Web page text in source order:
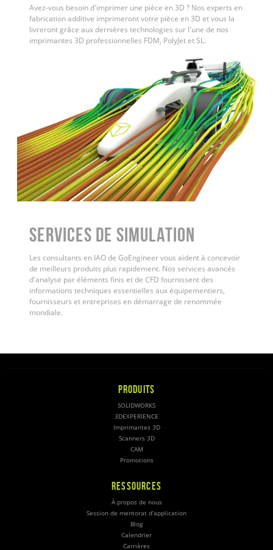
Avez-vous besoin d'imprimer une pièce en 3D ? Nos experts en
fabrication additive imprimeront votre pièce en 3D et vous la
livreront grâce aux dernières technologies sur l'une de nos
imprimantes 3D professionnelles FDM, PolyJet et SL.
Services de simulation
Les consultants en IAO de GoEngineer vous aident à concevoir
de meilleurs produits plus rapidement. Nos services avancés
d'analyse par éléments finis et de CFD fournissent des
informations techniques essentielles aux équipementiers,
fournisseurs et entreprises en démarrage de renommée
mondiale.
PRODUITS
SOLIDWORKS
3DEXPERIENCE
Imprimantes 3D
Scanners 3D
CAM
Promotions
RESSOURCES
À propos de nous
Session de mentorat d’application
Blog
Calendrier
Carrières